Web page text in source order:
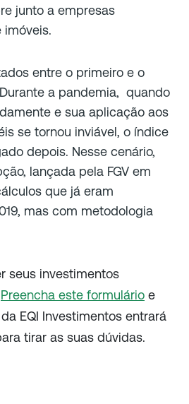
junto a empresas
entre o primeiro e o
a pandemia, quando
e sua aplicação aos
se tornou inviável, o índice
depois. Nesse cenário,
lançada pela FGV em
que já eram
mas com metodologia
seus investimentos
Preencha este formulário e
EQI Investimentos entrará
tirar as suas dúvidas.